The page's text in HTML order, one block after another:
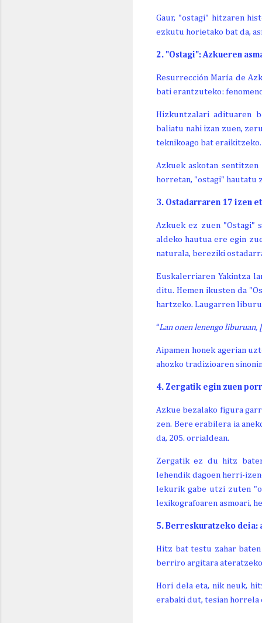
Gaur, "ostagi" hitzaren
ezkutu horietako bat da,
2. "Ostagi": Azkueren
Resurrección María de
bati erantzuteko:
Hizkuntzalari adituaren
baliatu nahi izan zuen,
teknikoago bat eraikitzeko.
Azkuek askotan
horretan, "ostagi" hautatu
3. Ostadarraren 17 izen
Azkuek ez zuen "Ostagi"
aldeko hautua ere egin
naturala, bereziki
Euskalerriaren Yakintza
ditu. Hemen ikusten da
hartzeko. Laugarren
“Lan onen lenengo
Aipamen honek agerian
ahozko tradizioaren
4. Zergatik egin zuen
Azkue bezalako figura
zen. Bere erabilera ia
da, 205. orrialdean.
Zergatik ez du hitz
lehendik dagoen herri-
lekurik gabe utzi zuten
lexikografoaren asmoari,
5. Berreskuratzeko deia:
Hitz bat testu zahar
berriro argitara ateratzeko
Hori dela eta, nik neuk,
erabaki dut, tesian horrela